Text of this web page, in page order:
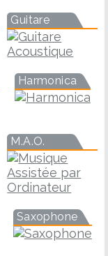
Guitare
Harmonica
M.A.O.
Saxophone